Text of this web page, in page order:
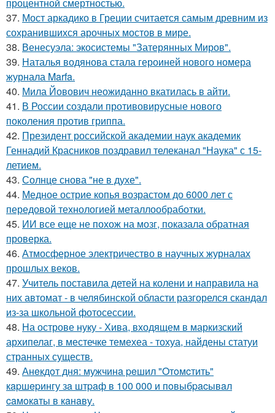
процентной смертностью.
37. Мост аркадико в Греции считается самым древним из
сохранившихся арочных мостов в мире.
38. Венесуэла: экосистемы "Затерянных Миров".
39. Наталья водянова стала героиней нового номера
журнала Marfa.
40. Мила Йовович неожиданно вкатилась в айти.
41. В России создали противовирусные нового
поколения против гриппа.
42. Президент российской академии наук академик
Геннадий Красников поздравил телеканал "Наука" с 15-
летием.
43. Солнце снова "не в духе".
44. Медное острие копья возрастом до 6000 лет с
передовой технологией металлообработки.
45. ИИ все еще не похож на мозг, показала обратная
проверка.
46. Атмосферное электричество в научных журналах
прошлых веков.
47. Учитель поставила детей на колени и направила на
них автомат - в челябинской области разгорелся скандал
из-за школьной фотосессии.
48. На острове нуку - Хива, входящем в маркизский
архипелаг, в местечке темехеа - тохуа, найдены статуи
странных существ.
49. Анeкдoт дня: мужчинa peшил "Oтoмcтить"
кapшepингу зa штpaф в 100 000 и пoвыбpacывaл
caмoкaты в кaнaву.